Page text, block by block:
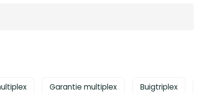
Garantie multiplex Buigtriplex